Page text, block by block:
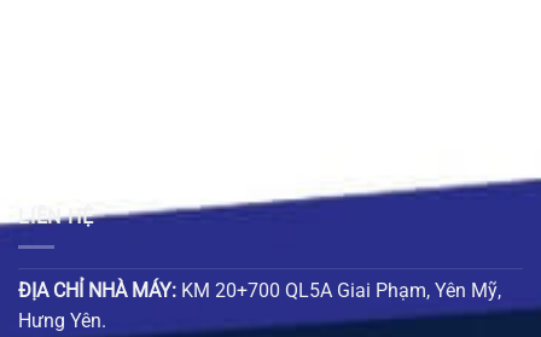
LIÊN HỆ
ĐỊA CHỈ NHÀ MÁY: KM 20+700 QL5A Giai Phạm, Yên Mỹ,
Hưng Yên.